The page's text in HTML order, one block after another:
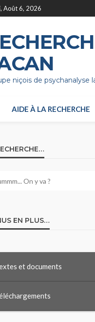
Août 6, 2026
niçois de psychanalyse
AIDE À LA RECHERCHE
EN PLUS…
et documents